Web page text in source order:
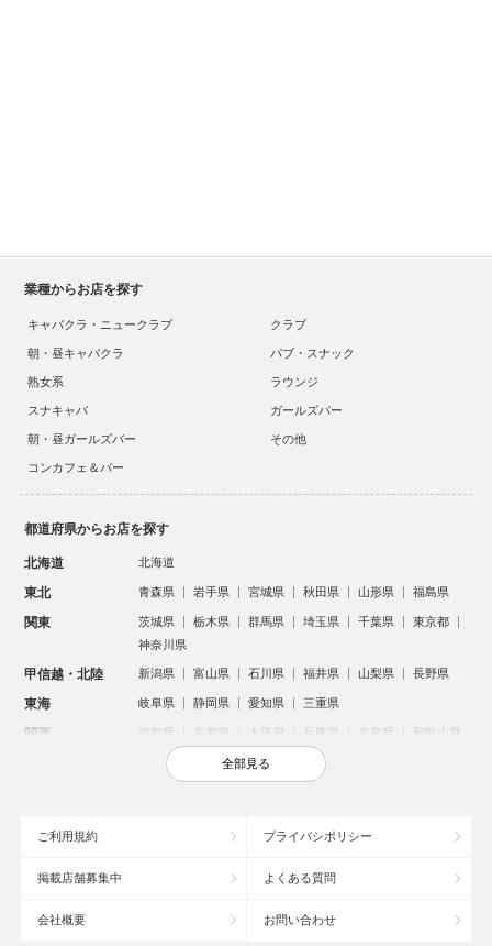
業種からお店を探す
キャバクラ・ニュークラブ
クラブ
朝・昼キャバクラ
パブ・スナック
熟女系
ラウンジ
スナキャバ
ガールズバー
朝・昼ガールズバー
その他
コンカフェ＆バー
都道府県からお店を探す
北海道 北海道
東北 青森県 岩手県 宮城県 秋田県 山形県 福島県
関東 茨城県 栃木県 群馬県 埼玉県 千葉県
東京都
神奈川県
甲信越・北陸 新潟県 富山県 石川県 福井県 山梨県 長野県
東海 岐阜県 静岡県 愛知県 三重県
関西 滋賀県 京都府 大阪府 兵庫県 奈良県 和歌山県
鳥取県 島根県 岡山県 広島県
沖縄県
全部見る
ご利用規約 プライバシポリシー
掲載店舗募集中 よくある質問
会社概要 お問い合わせ